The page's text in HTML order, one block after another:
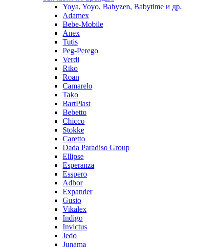
Yoya, Yoyo, Babyzen, Babytime и др.
Adamex
Bebe-Mobile
Anex
Tutis
Peg-Perego
Verdi
Riko
Roan
Camarelo
Tako
BartPlast
Bebetto
Chicco
Stokke
Caretto
Dada Paradiso Group
Ellipse
Esperanza
Esspero
Adbor
Expander
Gusio
Vikalex
Indigo
Invictus
Jedo
Junama